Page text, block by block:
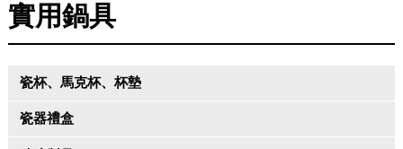
實用鍋具
瓷杯、馬克杯、杯墊
瓷器禮盒